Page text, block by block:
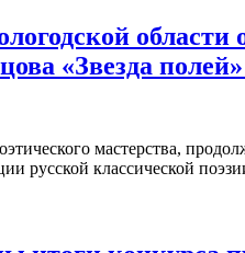
«Звезда полей»
мастерства,
русской классической